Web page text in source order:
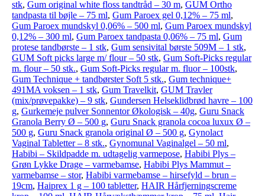
stk, Gum original white floss tandtråd – 30 m, GUM Ortho
tandpasta til bøjle – 75 ml, Gum Paroex gel 0,12% – 75 ml,
Gum Paroex mundskyl 0,06% – 500 ml, Gum Paroex mundskyl
0,12% – 300 ml, Gum Paroex tandpasta 0,06% – 75 ml, Gum
protese tandbørste – 1 stk, Gum sensivital børste 509M – 1 stk,
GUM Soft picks large m/ flour – 50 stk, Gum Soft-Picks regular
m. flour – 50 stk., Gum Soft-Picks regular m. fluor – 100stk,
Gum Technique + tandbørster Soft 5 stk., Gum technique+
491MA voksen – 1 stk, Gum Travelkit, GUM Travler
(mix/prøvepakke) – 9 stk, Gundersen Helseklidbrød havre – 100
g, Gurkemeje pulver Sonnentor Økologisk – 40g, Guru Snack
Granola Berry Ø – 500 g, Guru Snack granola cocoa luxux Ø –
500 g, Guru Snack granola original Ø – 500 g, Gynolact
Vaginal Tabletter – 8 stk., Gynomunal Vaginalgel – 50 ml,
Habibi – Skildpadde m. udtagelig varmepose, Habibi Plys –
Grøn Lykke Drage – varmebamse, Habibi Plys Mammut –
varmebamse – stor, Habibi varmebamse – hirsefyld – brun –
19cm, Haiprex 1 g – 100 tabletter, HAIR Hårfjerningscreme